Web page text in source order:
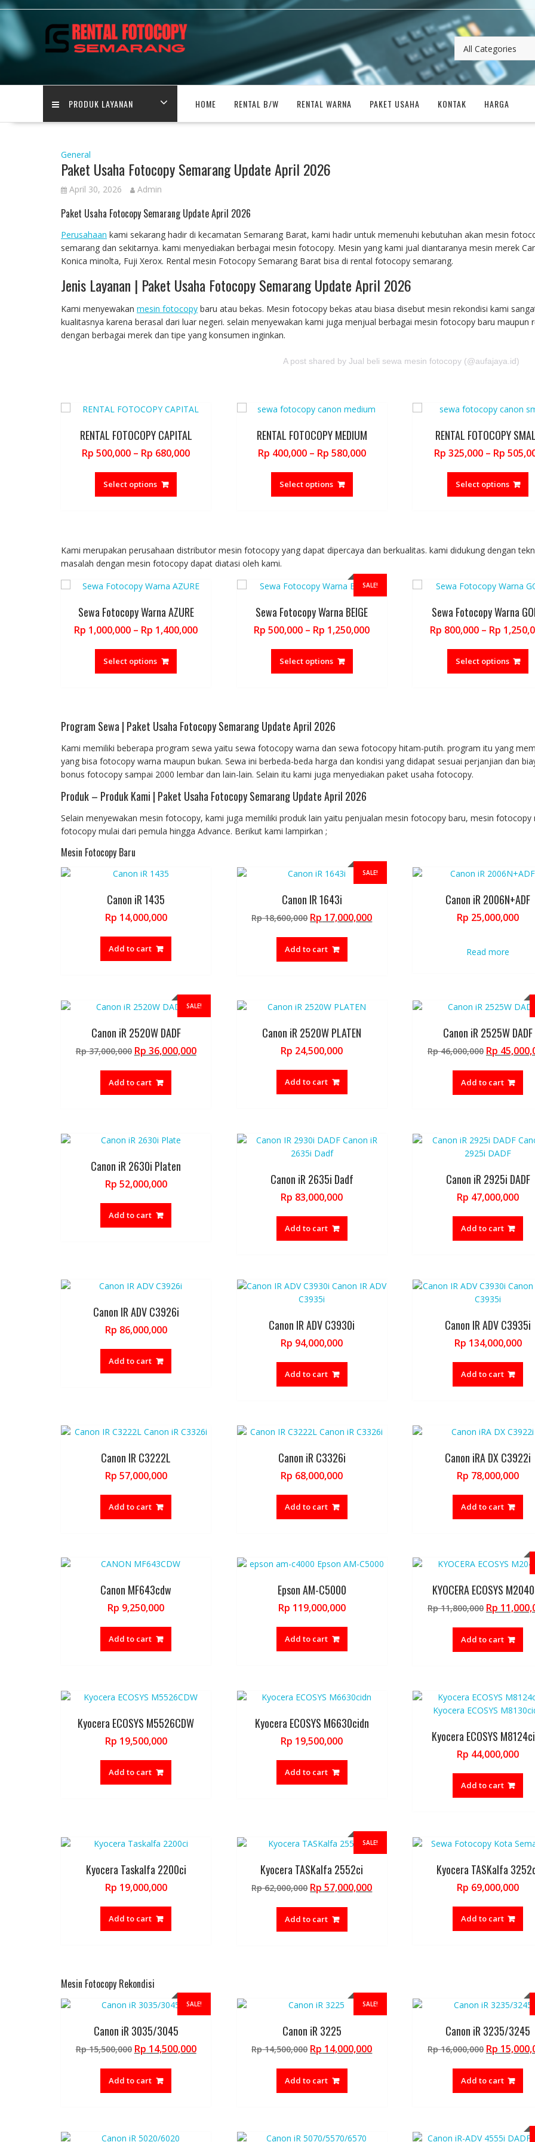
Skip
content
PRODUK LAYANAN HOME RENTAL B/W RENTAL WARNA PAKET USAHA KONTAK HARGA
General
Paket Usaha Fotocopy Semarang Update April 2026
April 30, 2026 Admin
Paket Usaha Fotocopy Semarang Update April 2026
Perusahaan kami sekarang hadir di kecamatan Semarang Barat, kami hadir untuk memenuhi kebutuhan akan mesin
semarang dan sekitarnya. kami menyediakan berbagai mesin fotocopy. Mesin yang kami jual diantaranya mesin merek
Konica minolta, Fuji Xerox. Rental mesin Fotocopy Semarang Barat bisa di rental fotocopy semarang.
Jenis Layanan | Paket Usaha Fotocopy Semarang Update April 2026
Kami menyewakan mesin fotocopy baru atau bekas. Mesin fotocopy bekas atau biasa disebut mesin rekondisi kami
kualitasnya karena berasal dari luar negeri. selain menyewakan kami juga menjual berbagai mesin fotocopy baru maupun
dengan berbagai merek dan tipe yang konsumen inginkan.
A post shared by Jual beli sewa mesin fotocopy (@aufajaya.id)
RENTAL FOTOCOPY CAPITAL
Rp 500,000 – Rp 680,000Price
Select options
This
has
options
may
chosen
the
product
RENTAL FOTOCOPY MEDIUM
Rp 400,000 – Rp 580,000Price
Select options
This
has
options
be
chosen
the
product
RENTAL FOTOCOPY
Rp 325,000 – Rp
Select options
Kami merupakan perusahaan distributor mesin fotocopy yang dapat dipercaya dan berkualitas. kami didukung dengan
masalah dengan mesin fotocopy dapat diatasi oleh kami.
Sewa Fotocopy Warna AZURE
Rp 1,000,000 – Rp 1,400,000Price
Select options
This
has
options
be
chosen
on
the
product
page
SALE!
Sewa Fotocopy Warna BEIGE
Rp 500,000 – Rp 1,250,000Price
Select options
This
has
be
chosen
on
the
product
page
Sewa Fotocopy Warna
Rp 800,000 – Rp
Select options
Program Sewa | Paket Usaha Fotocopy Semarang Update April 2026
Kami memiliki beberapa program sewa yaitu sewa fotocopy warna dan sewa fotocopy hitam-putih. program itu yang
yang bisa fotocopy warna maupun bukan. Sewa ini berbeda-beda harga dan kondisi yang didapat sesuai perjanjian dan
bonus fotocopy sampai 2000 lembar dan lain-lain. Selain itu kami juga menyediakan paket usaha fotocopy.
Produk – Produk Kami | Paket Usaha Fotocopy Semarang Update April 2026
Selain menyewakan mesin fotocopy, kami juga memiliki produk lain yaitu penjualan mesin fotocopy baru, mesin
fotocopy mulai dari pemula hingga Advance. Berikut kami lampirkan ;
Mesin Fotocopy Baru
Canon iR 1435
Rp 14,000,000
Add to cart
SALE!
Canon IR 1643i
Rp18,600,000 Original
Rp 18,600,000.
Rp 17,000,000Current
Add to cart
Canon iR 2006N+ADF
Rp 25,000,000
Read more
SALE!
Canon iR 2520W DADF
Rp37,000,000 Original
Rp 37,000,000.
Rp 36,000,000Current
Add to cart
Canon iR 2520W PLATEN
Rp 24,500,000
Add to cart
Canon iR 2525W DADF
Rp46,000,000 Original
Rp
Rp
Add to cart
Canon iR 2630i Platen
Rp 52,000,000
Add to cart
Canon iR 2635i Dadf
Rp 83,000,000
Add to cart
Canon iR 2925i DADF
Rp 47,000,000
Add to cart
Canon IR ADV C3926i
Rp 86,000,000
Add to cart
Canon IR ADV C3930i
Rp 94,000,000
Add to cart
Canon IR ADV C3935i
Rp 134,000,000
Add to cart
Canon IR C3222L
Rp 57,000,000
Add to cart
Canon iR C3326i
Rp 68,000,000
Add to cart
Canon iRA DX C3922i
Rp 78,000,000
Add to cart
Canon MF643cdw
Rp 9,250,000
Add to cart
Epson AM-C5000
Rp 119,000,000
Add to cart
KYOCERA ECOSYS
Rp11,800,000 Original
Rp
Rp
Add to cart
Kyocera ECOSYS M5526CDW
Rp 19,500,000
Add to cart
Kyocera ECOSYS M6630cidn
Rp 19,500,000
Add to cart
Kyocera ECOSYS
Rp 44,000,000
Add to cart
Kyocera Taskalfa 2200ci
Rp 19,000,000
Add to cart
SALE!
Kyocera TASKalfa 2552ci
Rp62,000,000 Original
Rp 62,000,000.
Rp 57,000,000Current
Add to cart
Kyocera TASKalfa
Rp 69,000,000
Add to cart
Mesin Fotocopy Rekondisi
SALE!
Canon iR 3035/3045
Rp15,500,000 Original
Rp 15,500,000.
Rp 14,500,000Current
Add to cart
SALE!
Canon iR 3225
Rp14,500,000 Original
Rp 14,500,000.
Rp 14,000,000Current
Add to cart
Canon iR 3235/3245
Rp16,000,000 Original
Rp
Rp
Add to cart